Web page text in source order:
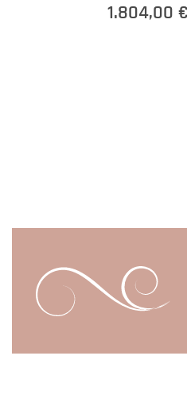
1.804,00 €